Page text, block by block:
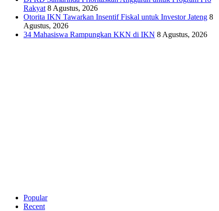
Rakyat 8 Agustus, 2026
Otorita IKN Tawarkan Insentif Fiskal untuk Investor Jateng 8
Agustus, 2026
34 Mahasiswa Rampungkan KKN di IKN 8 Agustus, 2026
Popular
Recent